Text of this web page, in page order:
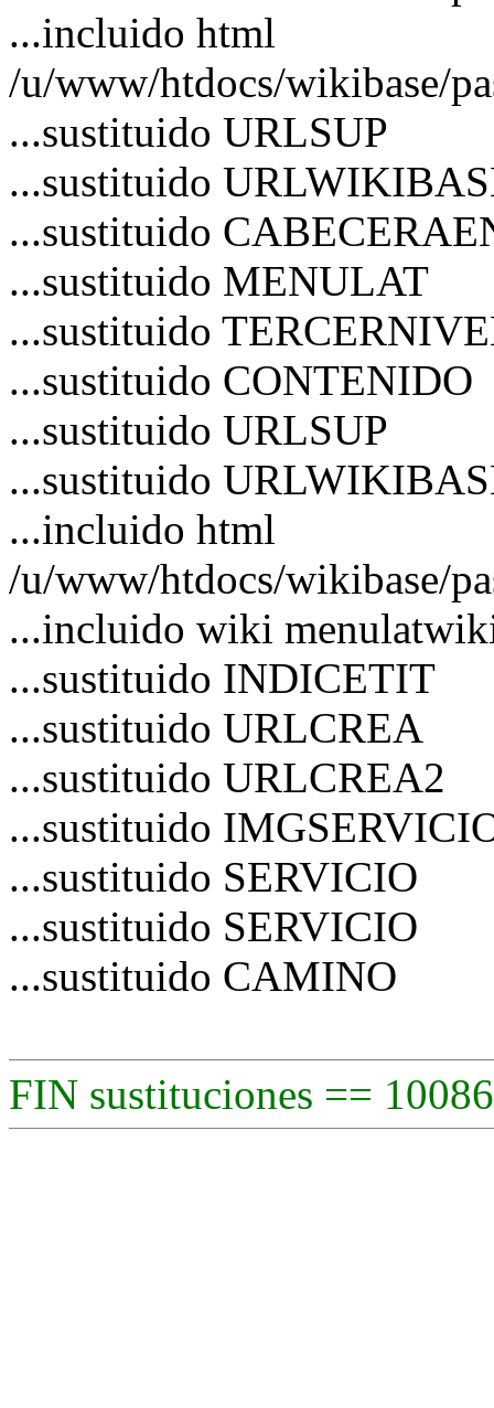
...incluido html
/u/www/htdocs/wikibase/
...sustituido URLSUP
...sustituido
...sustituido
...sustituido MENULAT
...sustituido
...sustituido CONTENIDO
...sustituido URLSUP
...sustituido
...incluido html
/u/www/htdocs/wikibase/
...incluido wiki
...sustituido INDICETIT
...sustituido URLCREA
...sustituido URLCREA2
...sustituido
...sustituido SERVICIO
...sustituido SERVICIO
...sustituido CAMINO
FIN sustituciones ==